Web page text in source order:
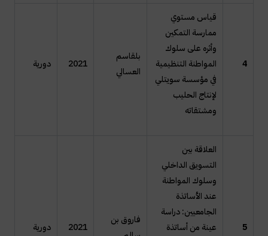
4
قياس مستوي
ممارسة التمكين
وأثره على سلوك
المواطنة التنظيمية
في مؤسسة سويتلي
لإنتاج الحليب
ومشتقاته
بلقاسم
العسالي
2021 دورية
5
العلاقة بين
التسويق الداخلي
وسلوك المواطنة
عند الأساتذة
الجامعيين: دراسة
عينة من أساتذة
فاروق بن
2021 دورية